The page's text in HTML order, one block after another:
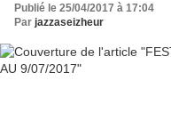
Publié le 25/04/2017 à 17:04
Par jazzaseizheur